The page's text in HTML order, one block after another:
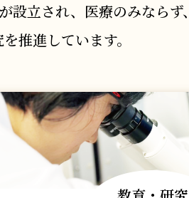
設立され、医療のみならず、
推進しています。